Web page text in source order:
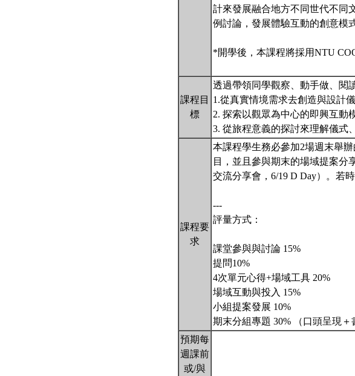
計來發展融合地方不同世代不同
例討論，發展體驗互動的創意模式
*開學後，本課程將採用NTU
課程目
標
透過帶領同學觀察、動手做、閱
1.從真實情境需求去創造與設計
2. 探索以觀眾為中心的即興互動
3. 從旅程意義的探討來理解儀式
課程要
求
本課程學生務必參加2場週末舉
目，並且參與期末的場域提案分
交流分享會，6/19 D Day）。若
---
評量方式：
課堂參與與討論 15%
提問10%
4次單元心得+場域工具 20%
場域互動與投入 15%
小組提案發展 10%
期末分組專題 30% （口頭呈現＋
預期每
週課前
或/與